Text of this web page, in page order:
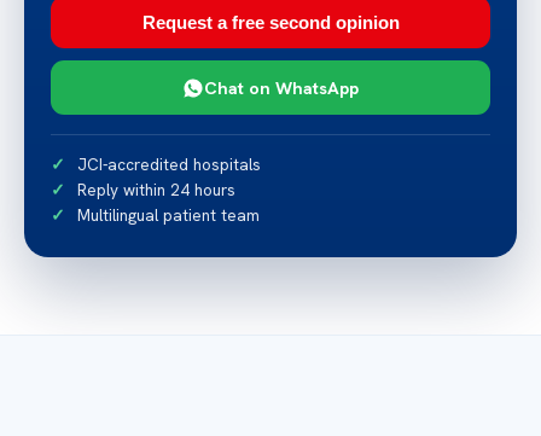
Request a free second opinion
Chat on WhatsApp
JCI-accredited hospitals
Reply within 24 hours
Multilingual patient team